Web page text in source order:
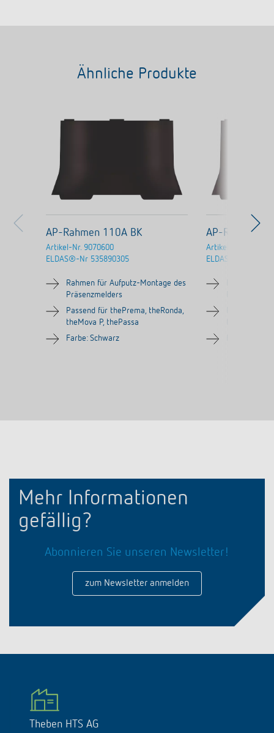
Ähnliche Produkte
AP-Rahmen 110A BK
Artikel-Nr. 9070600
ELDAS®-Nr 535890305
Rahmen für Aufputz-Montage des
Präsenzmelders
Passend für thePrema, theRonda,
theMova P, thePassa
Farbe: Schwarz
AP-Rahmen
Artikel-Nr.
ELDAS®-Nr
Mehr Informationen
gefällig?
Abonnieren Sie unseren Newsletter!
zum Newsletter anmelden
Theben HTS AG